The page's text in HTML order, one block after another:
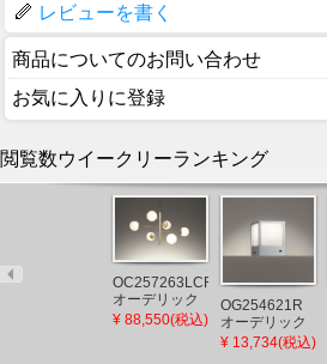
レビューを書く
商品についてのお問い合わせ
お気に入りに登録
閲覧数ウイークリーランキング
OC257263LCR
オーデリック
シャンデリア
¥ 88,550(税込)
OG254621R
オーデリック
門柱灯 シルバ
ー LED（電球
¥ 13,734(税込)